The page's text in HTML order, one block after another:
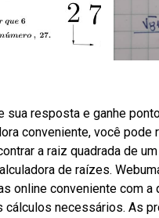
sua resposta e ganhe
conveniente, você pode
a raiz quadrada de
de raízes.
online conveniente com a
cálculos necessários. As